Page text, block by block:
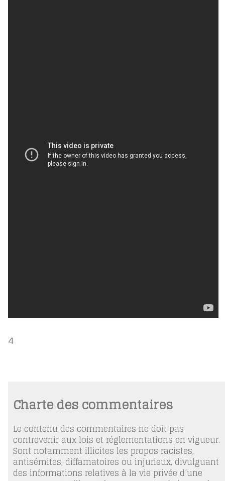
4
Charte des commentaires
Le contenu des commentaires ne doit pas
contrevenir aux lois et réglementations en vigueur.
Sont notamment illicites les propos racistes,
antisémites, diffamatoires ou injurieux, divulguant
des informations relatives à la vie privée d’une